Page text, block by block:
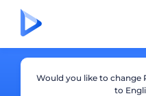
Would you like to change
to